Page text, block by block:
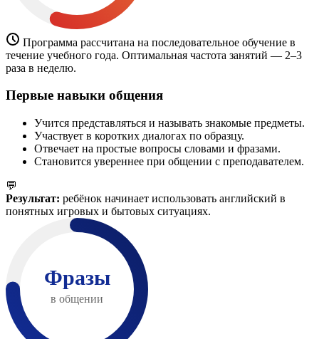
Программа рассчитана на последовательное обучение в
течение учебного года. Оптимальная частота занятий — 2–3
раза в неделю.
Первые навыки общения
Учится представляться и называть знакомые предметы.
Участвует в коротких диалогах по образцу.
Отвечает на простые вопросы словами и фразами.
Становится увереннее при общении с преподавателем.
💬
Результат: ребёнок начинает использовать английский в
понятных игровых и бытовых ситуациях.
Фразы
в общении